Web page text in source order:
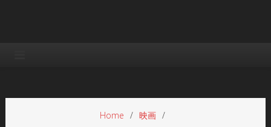
Home
映画